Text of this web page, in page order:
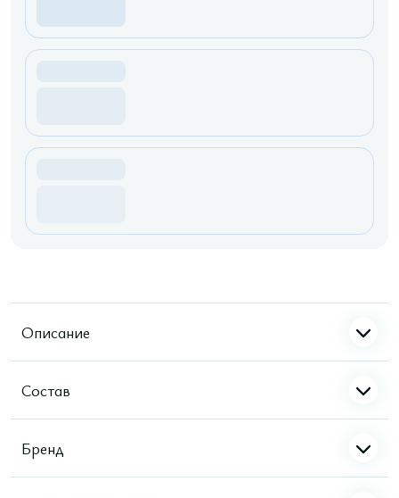
Описание
Состав
Бренд